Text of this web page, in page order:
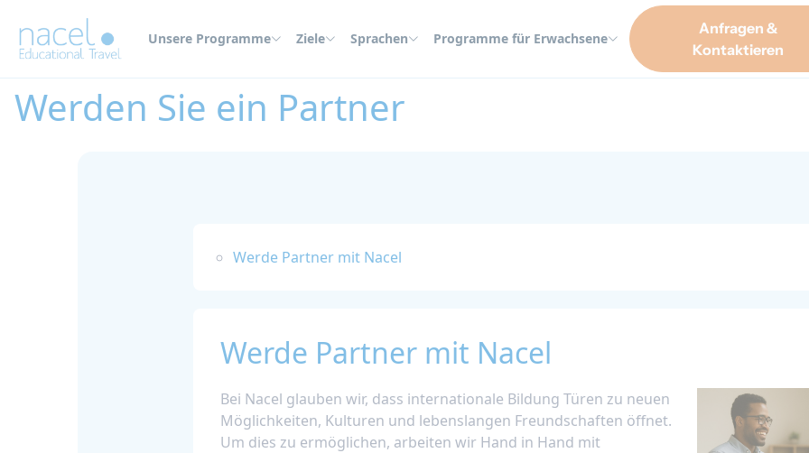
Unsere Programme Ziele Sprachen Programme für Erwachsene
Anfragen &
Kontaktieren
Werden Sie ein Partner
Werde Partner mit Nacel
Werde Partner mit Nacel
Bei Nacel glauben wir, dass internationale Bildung Türen zu neuen
Möglichkeiten, Kulturen und lebenslangen Freundschaften öffnet.
Um dies zu ermöglichen, arbeiten wir Hand in Hand mit